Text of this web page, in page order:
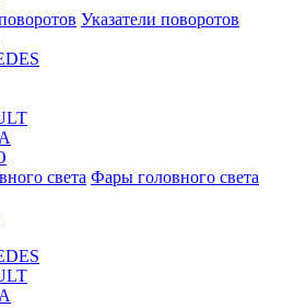
Указатели поворотов
Фары головного света